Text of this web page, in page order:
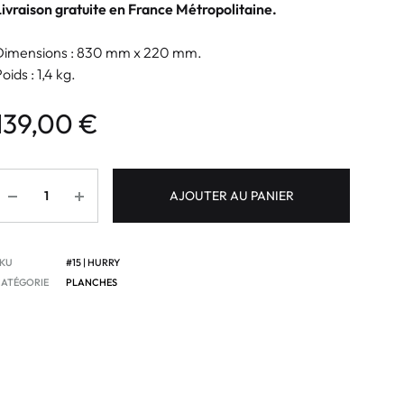
gratuite en France Métropolitaine.
: 830 mm x 220 mm.
: 1,4 kg.
€
AJOUTER AU PANIER
#15 | HURRY
PLANCHES